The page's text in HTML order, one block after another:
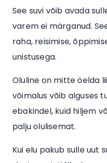
See suvi võib avada
varem ei märganud.
raha, reisimise,
unistusega.
Oluline on mitte öelda
võimalus võib alguses
ebakindel, kuid hiljem
palju olulisemat.
Kui elu pakub sulle uut